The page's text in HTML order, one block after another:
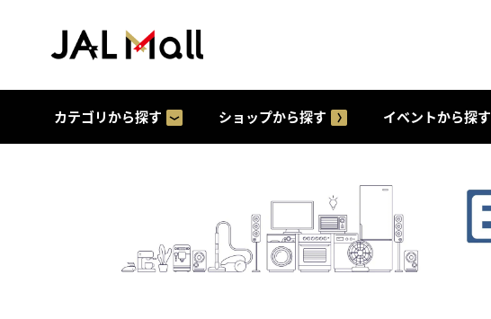
カテゴリから探す ショップから探す イベントから探す